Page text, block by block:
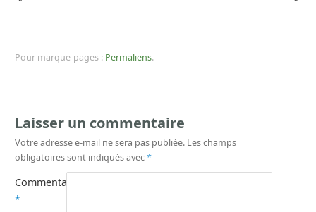
Pour marque-pages : Permaliens.
Laisser un commentaire
Votre adresse e-mail ne sera pas publiée. Les champs
obligatoires sont indiqués avec*
Commentaire
*